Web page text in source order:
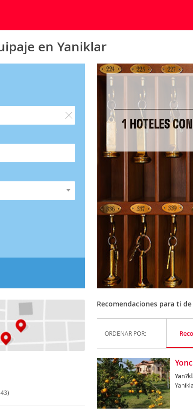
en Yaniklar
1 HOTELES
Recomendaciones para ti
ORDENAR POR: